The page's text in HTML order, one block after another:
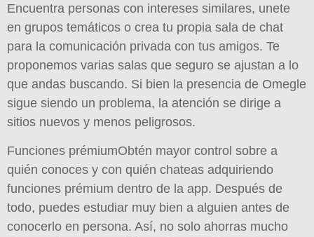
Encuentra personas con intereses similares, unete
en grupos temáticos o crea tu propia sala de chat
para la comunicación privada con tus amigos. Te
proponemos varias salas que seguro se ajustan a lo
que andas buscando. Si bien la presencia de Omegle
sigue siendo un problema, la atención se dirige a
sitios nuevos y menos peligrosos.
Funciones prémiumObtén mayor control sobre a
quién conoces y con quién chateas adquiriendo
funciones prémium dentro de la app. Después de
todo, puedes estudiar muy bien a alguien antes de
conocerlo en persona. Así, no solo ahorras mucho